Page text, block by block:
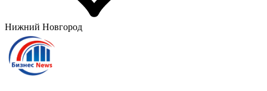
Нижний Новгород